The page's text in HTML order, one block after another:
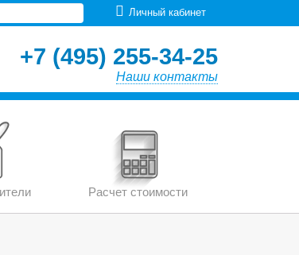
Личный кабинет
+7 (495) 255-34-25
Наши контакты
Расчет стоимости